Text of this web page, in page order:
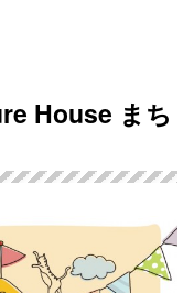
House まち